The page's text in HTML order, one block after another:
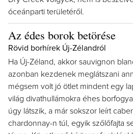
óceánparti területéről.
Az édes borok betörése
Rövid borhírek Új-Zélandról
Ha Új-Zéland, akkor sauvignon
azonban kezdenek meglátszani
mégsem volt jó ötlet mindent egy
világ divathullámokra éhes
úgy látszik, a már sokszor leírt
chardonnay-n túl, egyik szőlőfajta